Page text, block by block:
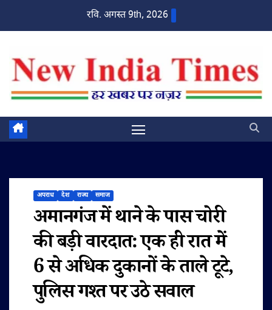
रवि. अगस्त 9th, 2026
अपराध देश राज्य समाज
अमानगंज में थाने के पास चोरी
की बड़ी वारदात: एक ही रात में
6 से अधिक दुकानों के ताले टूटे,
पुलिस गश्त पर उठे सवाल